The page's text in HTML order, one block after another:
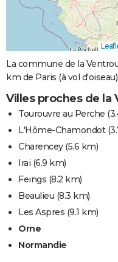
La commune de la
km de Paris (à vol d'oiseau).
Villes proches de la
Tourouvre au Perche
L'Hôme-Chamondot
Charencey(5.6 km)
Irai (6.9 km)
Feings (8.2 km)
Beaulieu (8.3 km)
Les Aspres (9.1 km)
Orne
Normandie